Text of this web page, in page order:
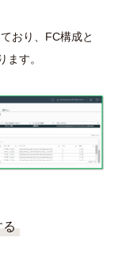
おり、FC構成と
ます。
る